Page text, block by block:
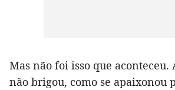
Mas não foi isso que aconteceu.
não brigou, como se apaixonou